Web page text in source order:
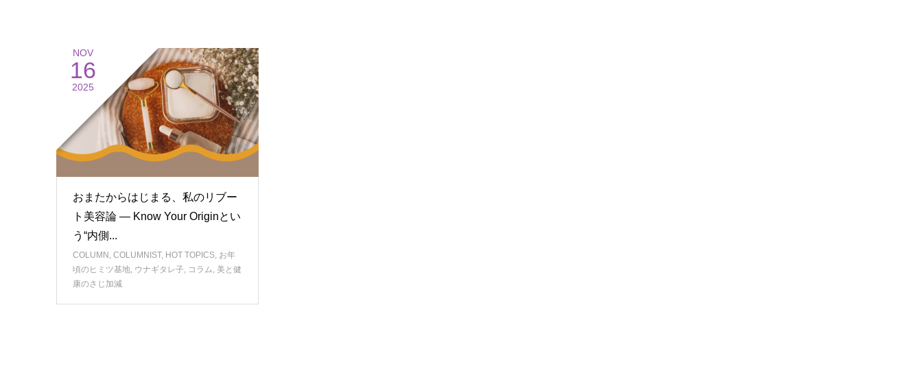
NOV
16
2025
おまたからはじまる、私のリブー
ト美容論 — Know Your Originとい
う“内側...
COLUMN , COLUMNIST, HOT TOPICS, お年
頃のヒミツ基地, ウナギタレ子, コラム, 美と健
康のさじ加減